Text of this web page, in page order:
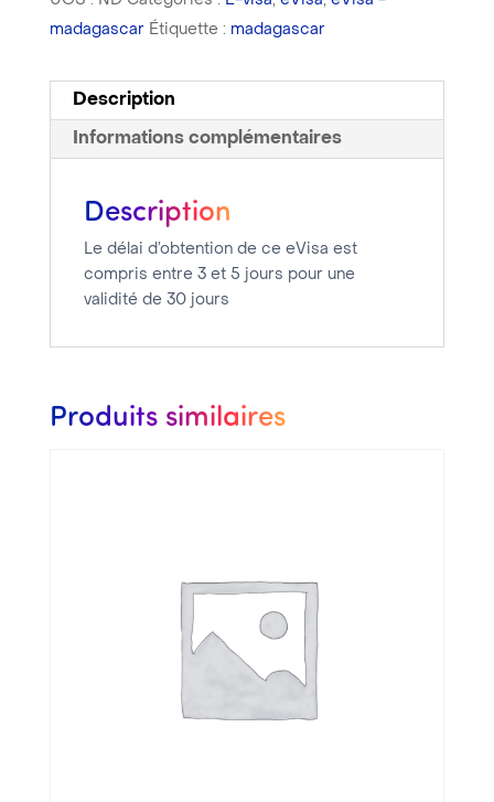
madagascar Étiquette : madagascar
Description
Informations complémentaires
Description
Le délai d’obtention de ce eVisa est
compris entre 3 et 5 jours pour une
validité de 30 jours
Produits similaires